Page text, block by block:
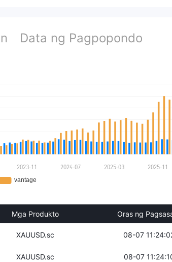
Data ng Pagpopondo
Mga Produkto Oras ng
XAUUSD.sc 08-07
XAUUSD.sc 08-07